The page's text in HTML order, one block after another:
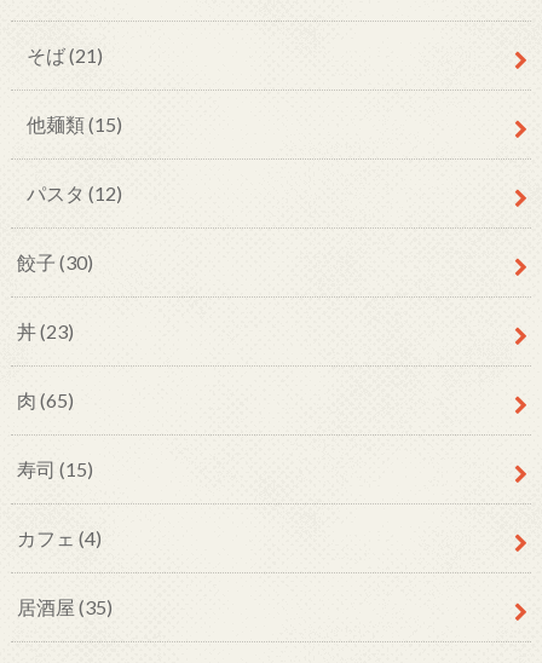
そば(21)
他麺類(15)
パスタ (12)
餃子 (30)
丼(23)
肉 (65)
寿司 (15)
カフェ (4)
居酒屋 (35)